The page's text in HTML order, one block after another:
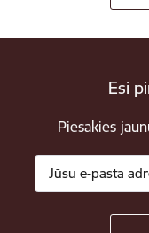
Esi
Piesakies